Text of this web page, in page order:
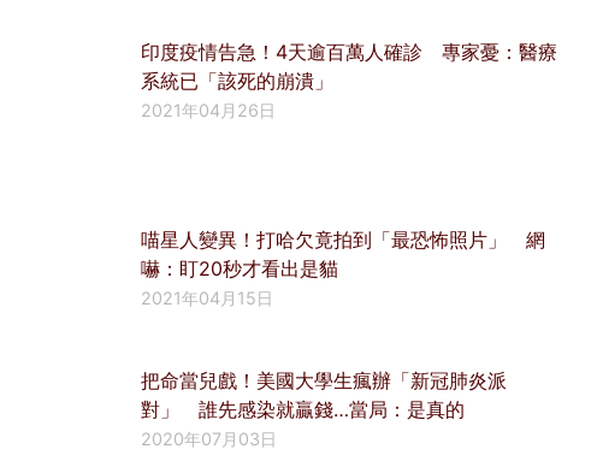
印度疫情告急！4天逾百萬人確診 專家憂：醫療
系統已「該死的崩潰」
2021年04月26日
喵星人變異！打哈欠竟拍到「最恐怖照片」 網
嚇：盯20秒才看出是貓
2021年04月15日
把命當兒戲！美國大學生瘋辦「新冠肺炎派
對」 誰先感染就贏錢…當局：是真的
2020年07月03日